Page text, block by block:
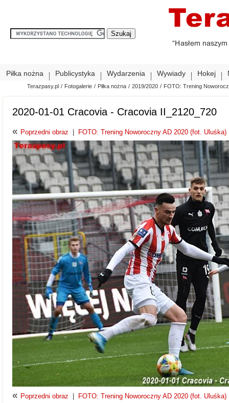
Piłka nożna Publicystyka Wydarzenia Wywiady Hokej
Terazpasy.pl / Fotogalerie / Piłka nożna / 2019/2020 / FOTO: Trening
2020-01-01 Cracovia - Cracovia II_2120_720
« Poprzedni obraz FOTO: Trening Noworoczny AD 2020 (fot. Uluśka)
« Poprzedni obraz FOTO: Trening Noworoczny AD 2020 (fot. Uluśka)